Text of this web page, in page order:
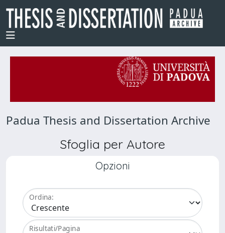
Padua Thesis and Dissertation Archive
Sfoglia per Autore
Opzioni
Ordina:
Risultati/Pagina